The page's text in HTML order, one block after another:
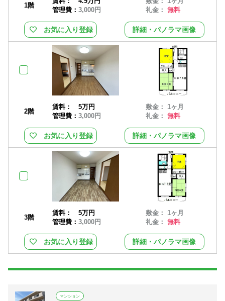
1階
管理費： 3,000円
礼金：無料
お気に入り登録 詳細・パノラマ画像
2階
賃料：
5万円
管理費： 3,000円
敷金： 1ヶ月
礼金：無料
お気に入り登録 詳細・パノラマ画像
3階
賃料：
5万円
管理費： 3,000円
敷金： 1ヶ月
礼金：無料
お気に入り登録 詳細・パノラマ画像
マンション